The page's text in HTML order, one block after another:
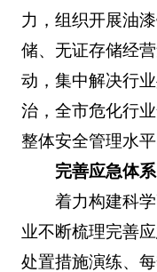
力，组织开展油
储、无证存储经
动，集中解决行
治，全市危化行
整体安全管理水平
完善应急体
着力构建科
业不断梳理完善
处置措施演练、